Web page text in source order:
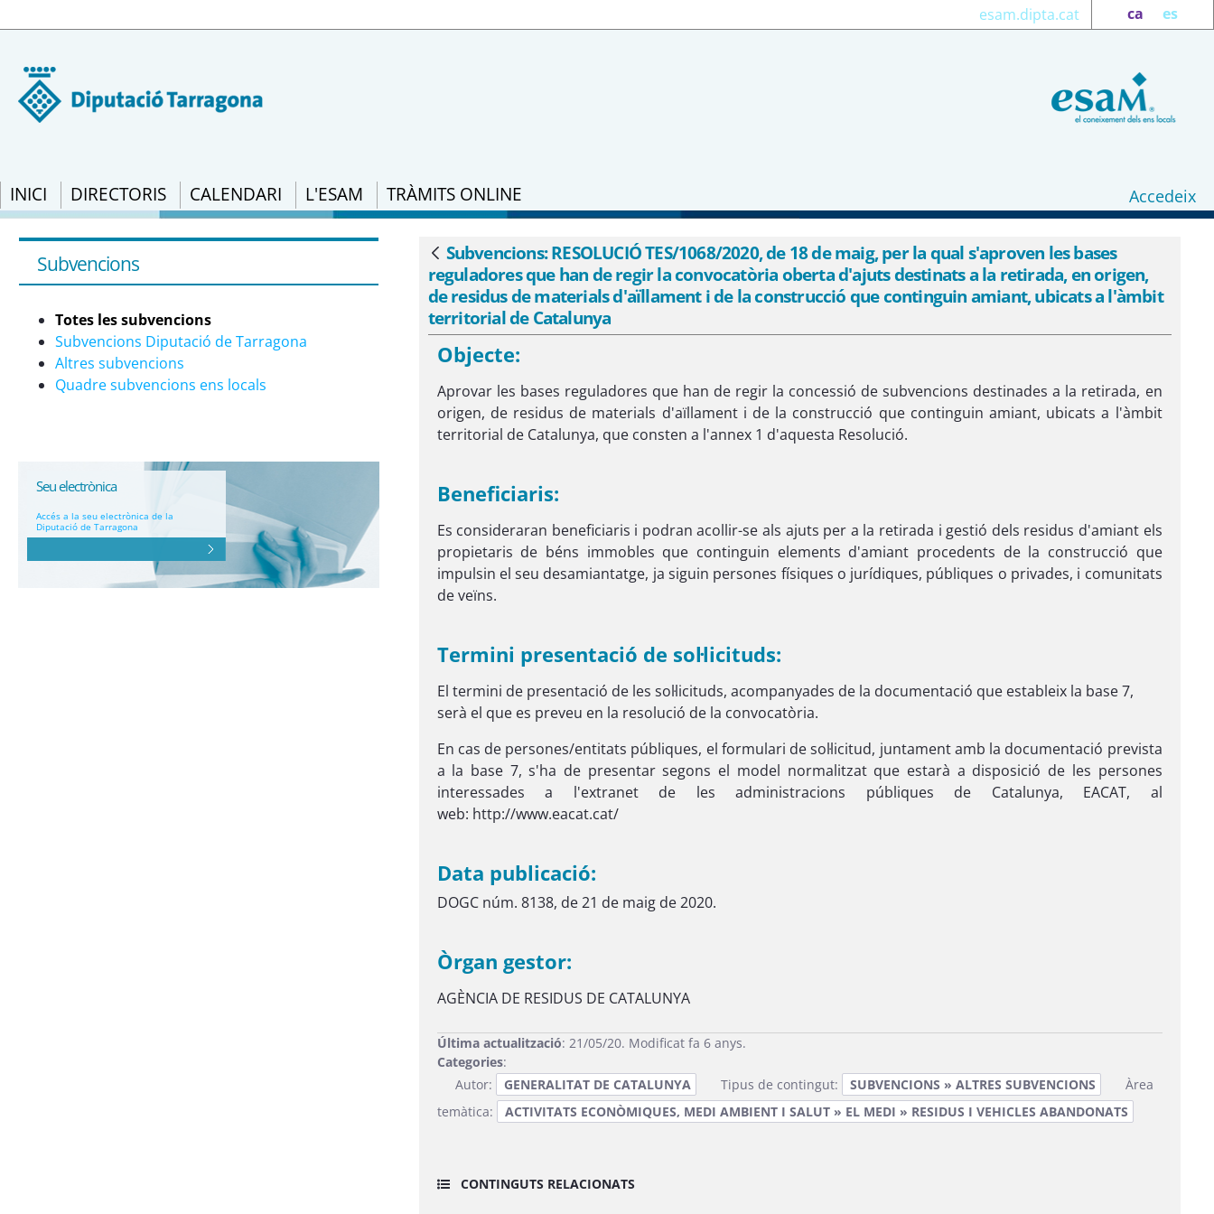
ca es
esam.dipta.cat
INICI DIRECTORIS CALENDARI L'ESAM TRÀMITS ONLINE Accedeix
Subvencions: RESOLUCIÓ TES/1068/2020, de 18 de maig, per la qual s&#39;aproven les bases reguladores que han de regir
la convocatòria oberta d&#39;ajuts destinats a la retirada, en origen, de residus de materials d&#39;aïllament i de la
construcció que continguin amiant, ubicats a l&#39;àmbit territorial de Catalunya - eSAM
Subvencions
Totes les subvencions
Subvencions Diputació de Tarragona
Altres subvencions
Quadre subvencions ens locals
Seu electrònica
Accés a la seu electrònica de la
Diputació de Tarragona
Vés enrere
Subvencions: RESOLUCIÓ TES/1068/2020, de 18 de maig, per la qual s'aproven les bases
reguladores que han de regir la convocatòria oberta d'ajuts destinats a la retirada, en origen,
de residus de materials d'aïllament i de la construcció que continguin amiant, ubicats a l'àmbit
territorial de Catalunya
Objecte:
Aprovar les bases reguladores que han de regir la concessió de subvencions destinades a la retirada, en
origen, de residus de materials d'aïllament i de la construcció que continguin amiant, ubicats a l'àmbit
territorial de Catalunya, que consten a l'annex 1 d'aquesta Resolució.
Beneficiaris:
Es consideraran beneficiaris i podran acollir-se als ajuts per a la retirada i gestió dels residus d'amiant els
propietaris de béns immobles que continguin elements d'amiant procedents de la construcció que
impulsin el seu desamiantatge, ja siguin persones físiques o jurídiques, públiques o privades, i comunitats
de veïns.
Termini presentació de sol·licituds:
El termini de presentació de les sol·licituds, acompanyades de la documentació que estableix la base 7,
serà el que es preveu en la resolució de la convocatòria.
En cas de persones/entitats públiques, el formulari de sol·licitud, juntament amb la documentació prevista
a la base 7, s'ha de presentar segons el model normalitzat que estarà a disposició de les persones
interessades a l'extranet de les administracions públiques de Catalunya, EACAT, al
web: http://www.eacat.cat/
Data publicació:
DOGC núm. 8138, de 21 de maig de 2020.
Òrgan gestor:
AGÈNCIA DE RESIDUS DE CATALUNYA
Última actualització: 21/05/20. Modificat fa 6 anys.
Categories:
Autor:
GENERALITAT DE CATALUNYA Tipus de contingut: SUBVENCIONS » ALTRES SUBVENCIONS
Àrea
temàtica:
ACTIVITATS ECONÒMIQUES, MEDI AMBIENT I SALUT » EL MEDI » RESIDUS I VEHICLES ABANDONATS
CONTINGUTS RELACIONATS